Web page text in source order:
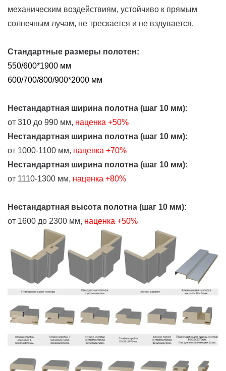
механическим воздействиям, устойчиво к прямым
солнечным лучам, не трескается и не вздувается.
Стандартные размеры полотен:
550/600*1900 мм
600/700/800/900*2000 мм
Нестандартная ширина полотна (шаг 10 мм):
от 310 до 990 мм, наценка +50%
Нестандартная ширина полотна (шаг 10 мм):
от 1000-1100 мм, наценка +70%
Нестандартная ширина полотна (шаг 10 мм):
от 1110-1300 мм, наценка +80%
Нестандартная высота полотна (шаг 10 мм):
от 1600 до 2300 мм, наценка +50%